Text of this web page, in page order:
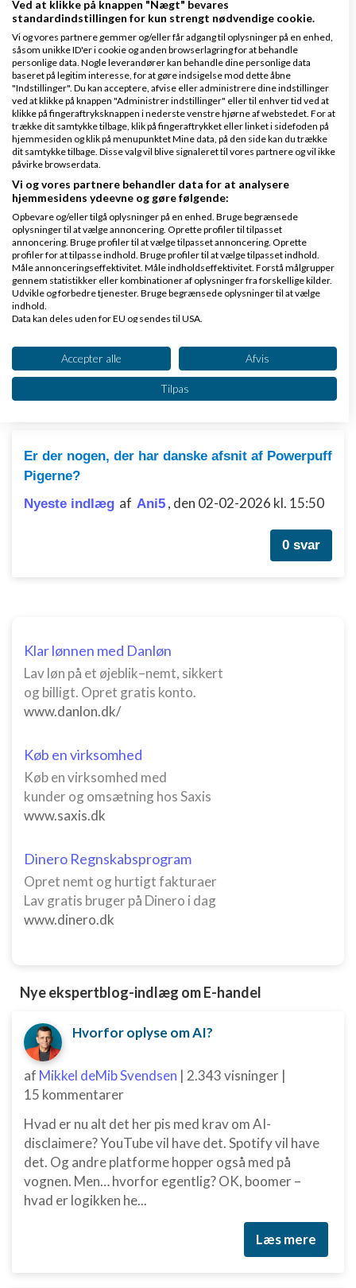
6 svar
AI vs mig
Nyeste indlæg afE-caan,den 25-04-2026 kl.
09:49
Hvilke kamera til produktfoto?
Nyeste indlægafJens Stæhr,den 11-03-2012 kl.
19:08
1 2
Er der nogen, der har danske afsnit af Powerpuff
Pigerne?
Nyeste indlæg af Ani5 , den 02-02-2026 kl. 15:50
0 svar
Klar lønnen med Danløn
Lav løn på et øjeblik–nemt, sikkert
og billigt. Opret gratis konto.
www.danlon.dk/
Køb en virksomhed
Køb en virksomhed med
kunder og omsætning hos Saxis
www.saxis.dk
Dinero Regnskabsprogram
Opret nemt og hurtigt fakturaer
Lav gratis bruger på Dinero i dag
www.dinero.dk
Nye ekspertblog-indlæg om E-handel
Hvorfor oplyse om AI?
af Mikkel deMib Svendsen | 2.343 visninger |
15 kommentarer
Hvad er nu alt det her pis med krav om AI-
disclaimere? YouTube vil have det. Spotify vil have
det. Og andre platforme hopper også med på
vognen. Men… hvorfor egentlig? OK, boomer –
hvad er logikken he...
Læs mere
Ved at klikke på knappen "Nægt" bevares
standardindstillingen for kun strengt nødvendige cookie.
Vi og vores partnere gemmer og/eller får adgang til oplysninger på en enhed,
såsom unikke ID'er i cookie og anden browserlagring for at behandle
personlige data. Nogle leverandører kan behandle dine personlige data
baseret på legitim interesse, for at gøre indsigelse mod dette åbne
"Indstillinger". Du kan acceptere, afvise eller administrere dine indstillinger
ved at klikke på knappen "Administrer indstillinger" eller til enhver tid ved at
klikke på fingeraftryksknappen i nederste venstre hjørne af webstedet. For at
trække dit samtykke tilbage, klik på fingeraftrykket eller linket i sidefoden på
hjemmesiden og klik på menupunktet Mine data, på den side kan du trække
dit samtykke tilbage. Disse valg vil blive signaleret til vores partnere og vil ikke
påvirke browserdata.
Vi og vores partnere behandler data for at analysere
hjemmesidens ydeevne og gøre følgende:
Opbevare og/eller tilgå oplysninger på en enhed. Bruge begrænsede
oplysninger til at vælge annoncering. Oprette profiler til tilpasset
annoncering. Bruge profiler til at vælge tilpasset annoncering. Oprette
profiler for at tilpasse indhold. Bruge profiler til at vælge tilpasset indhold.
Måle annonceringseffektivitet. Måle indholdseffektivitet. Forstå målgrupper
gennem statistikker eller kombinationer af oplysninger fra forskellige kilder.
Udvikle og forbedre tjenester. Bruge begrænsede oplysninger til at vælge
indhold.
Data kan deles uden for EU og sendes til USA.
Se partnerliste (2 IAB-leverandører)
Vi bruger dine data til følgende formål:
IAB's behandlingsformål:
Bruge begrænsede oplysninger til at vælge
annoncering
Oprette profiler til tilpasset annoncering
Måle annonceringseffektivitet
Måle indholdseffektivitet
kilder
Udvikle og forbedre tjenester
Bruge begrænsede oplysninger til at vælge
IAB Special Features:
Bruge præcise geografiske
placeringsoplysninger
Identificere enheder baseret på aktivt
Nødvendig
Ydeevne
Funktionel
Annoncering / marketing
Accepter alle Afvis
Tilpas